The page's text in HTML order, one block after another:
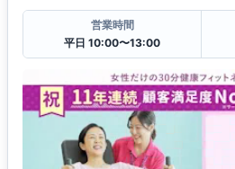
営業時間
平日 10:00〜13:00